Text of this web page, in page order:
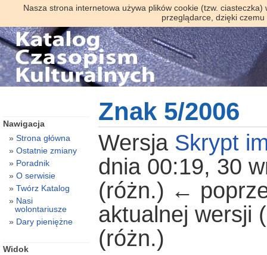
Nasza strona internetowa używa plików cookie (tzw.
przeglądarce, dzięki
Znak 5/2006
Wersja Skrypt
dnia 00:19, 30
(różn.) ←
aktualnej wersji
(różn.)
Nawigacja
Strona główna
Ostatnie zmiany
Poradnik
O serwisie
Twórz Katalog
Nasi
wolontariusze
Dary pieniężne
Widok